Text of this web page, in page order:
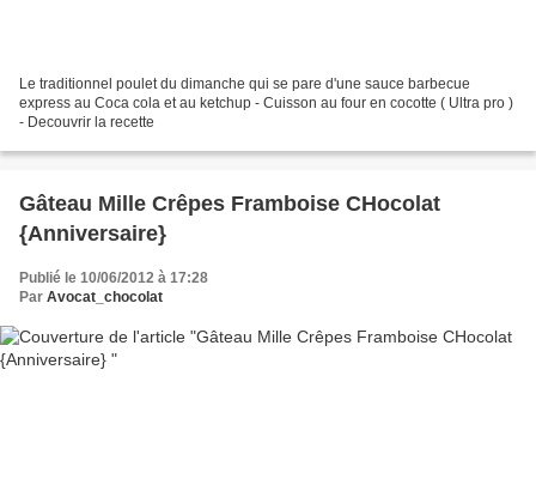
Le traditionnel poulet du dimanche qui se pare d'une sauce barbecue
express au Coca cola et au ketchup - Cuisson au four en cocotte ( Ultra pro )
- Decouvrir la recette
Gâteau Mille Crêpes Framboise CHocolat
{Anniversaire}
Publié le 10/06/2012 à 17:28
Par Avocat_chocolat